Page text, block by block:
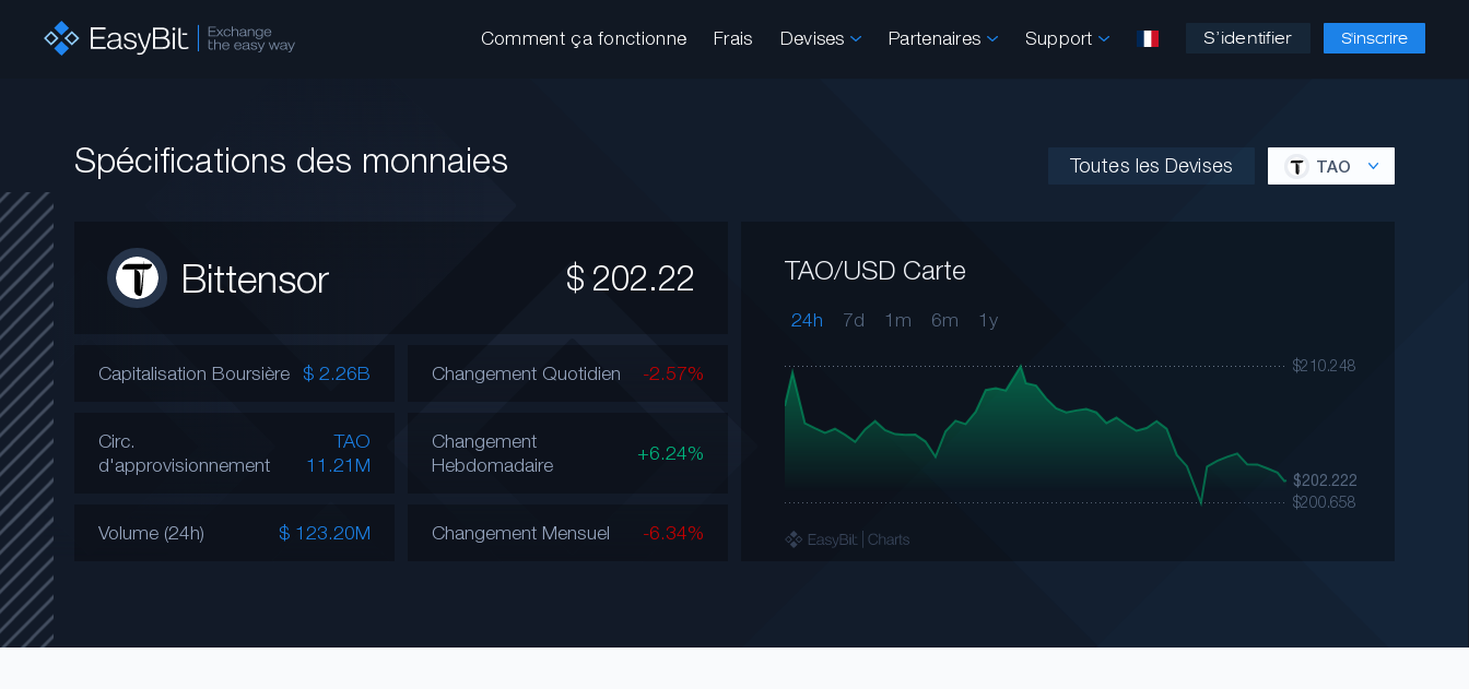
Comment ça fonctionne Frais Devises Partenaires Support S’identifier S'inscrire
Spécifications des monnaies Toutes les Devises TAO
Bittensor $ 202.22
Capitalisation Boursière $ 2.26B
Circ.
d'approvisionnement
TAO
11.21M
Volume (24h) $ 123.20M
Changement Quotidien -2.57%
Changement
Hebdomadaire
+6.24%
Changement Mensuel -6.34%
TAO/USD Carte
24h 7d 1m 6m 1y